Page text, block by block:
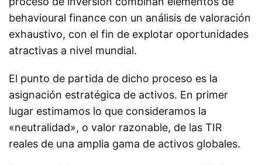
behavioural finance con un análisis de valoración
exhaustivo, con el fin de explotar oportunidades
atractivas a nivel mundial.
El punto de partida de dicho proceso es la
asignación estratégica de activos. En primer
lugar estimamos lo que consideramos la
«neutralidad», o valor razonable, de las TIR
reales de una amplia gama de activos globales.